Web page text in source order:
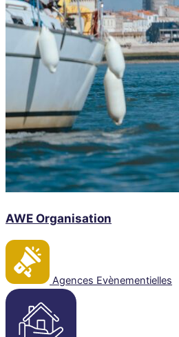
AWE Organisation
Agences Evènementielles